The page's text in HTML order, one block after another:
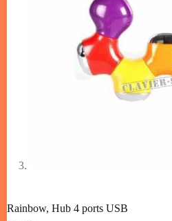
Rainbow, Hub 4 ports USB